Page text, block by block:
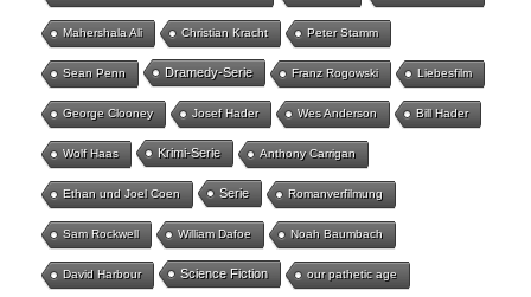
Mahershala Ali Christian Kracht Peter Stamm
Sean Penn Dramedy-Serie Franz Rogowski Liebesfilm
George Clooney Josef Hader Wes Anderson Bill Hader
Wolf Haas Krimi-Serie Anthony Carrigan
Ethan und Joel Coen Serie Romanverfilmung
Sam Rockwell William Dafoe Noah Baumbach
David Harbour Science Fiction our pathetic age